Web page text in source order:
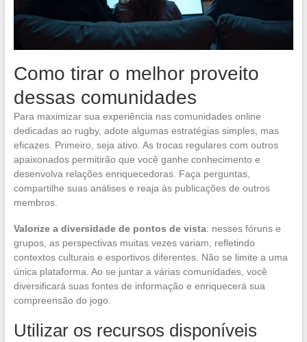
Como tirar o melhor proveito
dessas comunidades
Para maximizar sua experiência nas comunidades online
dedicadas ao rugby, adote algumas estratégias simples, mas
eficazes. Primeiro, seja ativo. As trocas regulares com outros
apaixonados permitirão que você ganhe conhecimento e
desenvolva relações enriquecedoras. Faça perguntas,
compartilhe suas análises e reaja às publicações de outros
membros.
Valorize a diversidade de pontos de vista: nesses fóruns e
grupos, as perspectivas muitas vezes variam, refletindo
contextos culturais e esportivos diferentes. Não se limite a uma
única plataforma. Ao se juntar a várias comunidades, você
diversificará suas fontes de informação e enriquecerá sua
compreensão do jogo.
Utilizar os recursos disponíveis